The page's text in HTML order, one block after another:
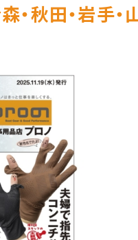
秋田・岩手・